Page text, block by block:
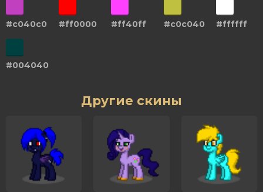
#c040c0 #ff0000 #ff40ff #c0c040 #ffffff
#004040
Другие скины